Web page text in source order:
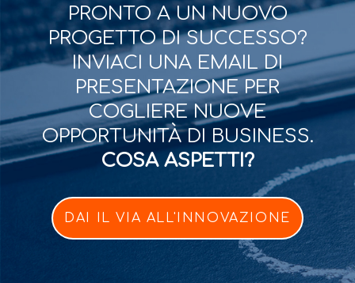
PRONTO A UN NUOVO
PROGETTO DI SUCCESSO?
INVIACI UNA EMAIL DI
PRESENTAZIONE PER
COGLIERE NUOVE
OPPORTUNITÀ DI BUSINESS.
COSA ASPETTI?
DAI IL VIA ALL'INNOVAZIONE